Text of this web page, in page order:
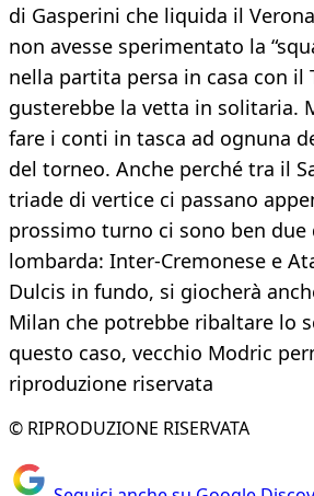
di Gasperini che liquida il
non avesse sperimentato la
nella partita persa in casa con il
gusterebbe la vetta in solitaria.
fare i conti in tasca ad ognuna
del torneo. Anche perché tra il
triade di vertice ci passano
prossimo turno ci sono ben due
lombarda: Inter-Cremonese e
Dulcis in fundo, si giocherà
Milan che potrebbe ribaltare lo
questo caso, vecchio Modric
riproduzione riservata
© RIPRODUZIONE RISERVATA